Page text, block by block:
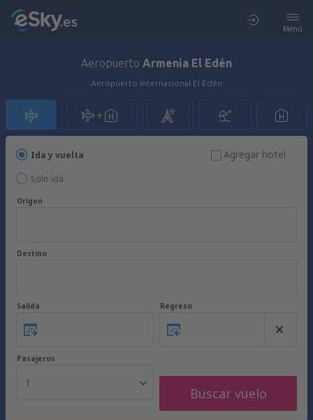
Menú
Aeropuerto Armenia El Edén
Aeropuerto Internacional El Edén
Ida y vuelta
Solo ida
Agregar hotel
Origen
Destino
Salida Regreso
Pasajeros
1
Buscar vuelo